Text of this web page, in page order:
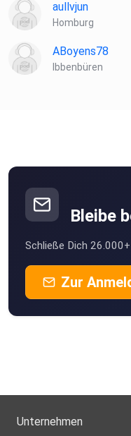
aullvjun
Homburg
ABoyens78
Ibbenbüren
Bleibe
Schließe Dich
Zur
Unternehmen